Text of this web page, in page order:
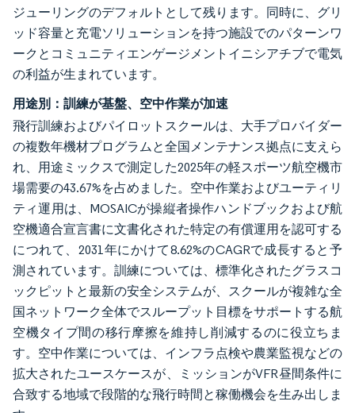
ジューリングのデフォルトとして残ります。同時に、グリ
ッド容量と充電ソリューションを持つ施設でのパターンワ
ークとコミュニティエンゲージメントイニシアチブで電気
の利益が生まれています。
用途別：訓練が基盤、空中作業が加速
飛行訓練およびパイロットスクールは、大手プロバイダー
の複数年機材プログラムと全国メンテナンス拠点に支えら
れ、用途ミックスで測定した2025年の軽スポーツ航空機市
場需要の43.67%を占めました。空中作業およびユーティリ
ティ運用は、MOSAICが操縦者操作ハンドブックおよび航
空機適合宣言書に文書化された特定の有償運用を認可する
につれて、2031年にかけて8.62%のCAGRで成長すると予
測されています。訓練については、標準化されたグラスコ
ックピットと最新の安全システムが、スクールが複雑な全
国ネットワーク全体でスループット目標をサポートする航
空機タイプ間の移行摩擦を維持し削減するのに役立ちま
す。空中作業については、インフラ点検や農業監視などの
拡大されたユースケースが、ミッションがVFR昼間条件に
合致する地域で段階的な飛行時間と稼働機会を生み出しま